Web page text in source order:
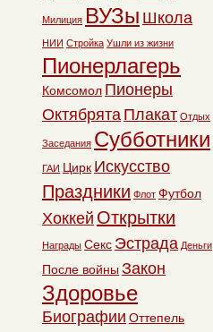
Милиция ВУЗы Школа
НИИ Стройка Ушли из жизни
Пионерлагерь
Комсомол Пионеры
Октябрята Плакат Отдых
Заседания Субботники
ГАИ Цирк Искусство
Праздники Флот Футбол
Хоккей Открытки
Награды Секс Эстрада Деньги
После войны Закон
Здоровье
Биографии Оттепель